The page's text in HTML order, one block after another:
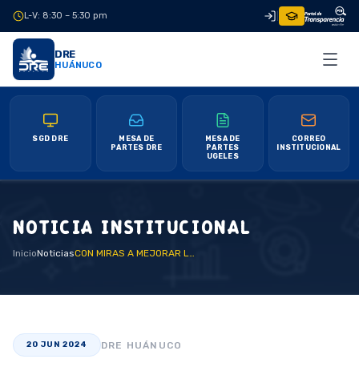
L-V: 8:30 – 5:30 pm
DRE
HUÁNUCO
SGD DRE
MESA DE
PARTES DRE
MESA DE
PARTES
UGELES
CORREO
INSTITUCIONAL
NOTICIA INSTITUCIONAL
InicioNoticias CON MIRAS A MEJORAR LA CALIDAD EDUCTATIVA EN LEONCIO PRADO
20 JUN 2024 DRE HUÁNUCO